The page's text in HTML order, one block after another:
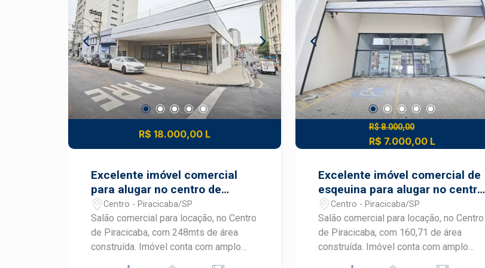
Vaga de recuo para clientes Região
com intenso movimento e fácil acesso
Uma excelente oportunidade para
instalar sua marca em uma das regiões
mais procuradas da cidade, unindo
praticidade, localização privilegiada e
potencial comercial. Construa seu
futuro com quem é agente de
imobiliário de Piracicaba. Agende sua
Vaga de recuo para clientes Região
com intenso movimento e fácil acesso
Uma excelente oportunidade para
instalar sua marca em uma das regiões
mais procuradas da cidade, unindo
praticidade, localização privilegiada e
potencial comercial. Construa seu
futuro com quem é agente de
desenvolvimento do mercado
imobiliário de Piracicaba. Agende sua
R$ 18.000,00 L
Excelente imóvel comercial
para alugar no centro de
Piracicaba.
Centro - Piracicaba/SP
Salão comercial para locação, no Centro
de Piracicaba, com 248mts de área
construída. Imóvel conta com amplo
R$ 8.000,00
R$ 7.000,00 L
Excelente imóvel comercial de
esqeuina para alugar no centro
de Piracicaba.
Centro - Piracicaba/SP
Salão comercial para locação, no Centro
de Piracicaba, com 160,71 de área
construída. Imóvel conta com amplo